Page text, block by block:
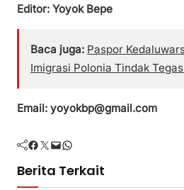
Editor: Yoyok Bepe
Baca juga: Paspor
Imigrasi Polonia Tindak
Email: yoyokbp@gmail.com
Facebook Twitter Mail WhatsApp
Berita Terkait